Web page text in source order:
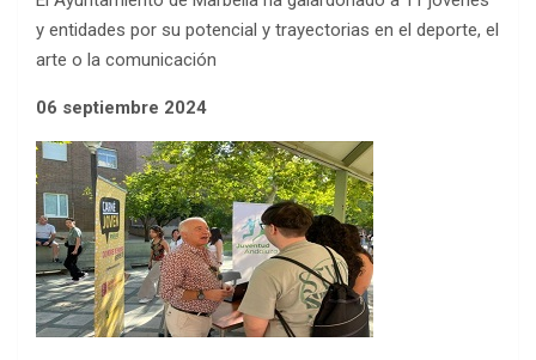
y entidades por su potencial y trayectorias en el deporte, el
arte o la comunicación
06 septiembre 2024